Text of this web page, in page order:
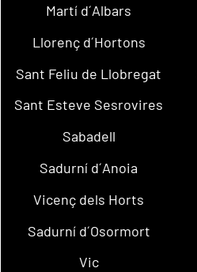
Martí d´Albars
Llorenç d´Hortons
Sant Feliu de Llobregat
Sant Esteve Sesrovires
Sabadell
Sadurní d´Anoia
Vicenç dels Horts
Sadurní d´Osormort
Vic